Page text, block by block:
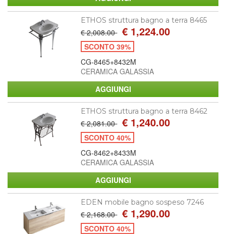
ETHOS struttura bagno a terra 8465
€ 2,008.00 € 1,224.00
SCONTO 39%
CG-8465+8432M
CERAMICA GALASSIA
ETHOS struttura bagno a terra 8462
€ 2,081.00 € 1,240.00
SCONTO 40%
CG-8462+8433M
CERAMICA GALASSIA
EDEN mobile bagno sospeso 7246
€ 2,168.00 € 1,290.00
SCONTO 40%